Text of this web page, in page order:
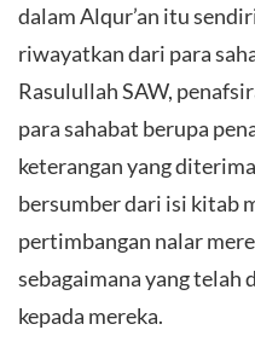
dalam Alqur’an itu
riwayatkan dari para
Rasulullah SAW,
para sahabat berupa
keterangan yang
bersumber dari isi kitab
pertimbangan nalar
sebagaimana yang telah
kepada mereka.